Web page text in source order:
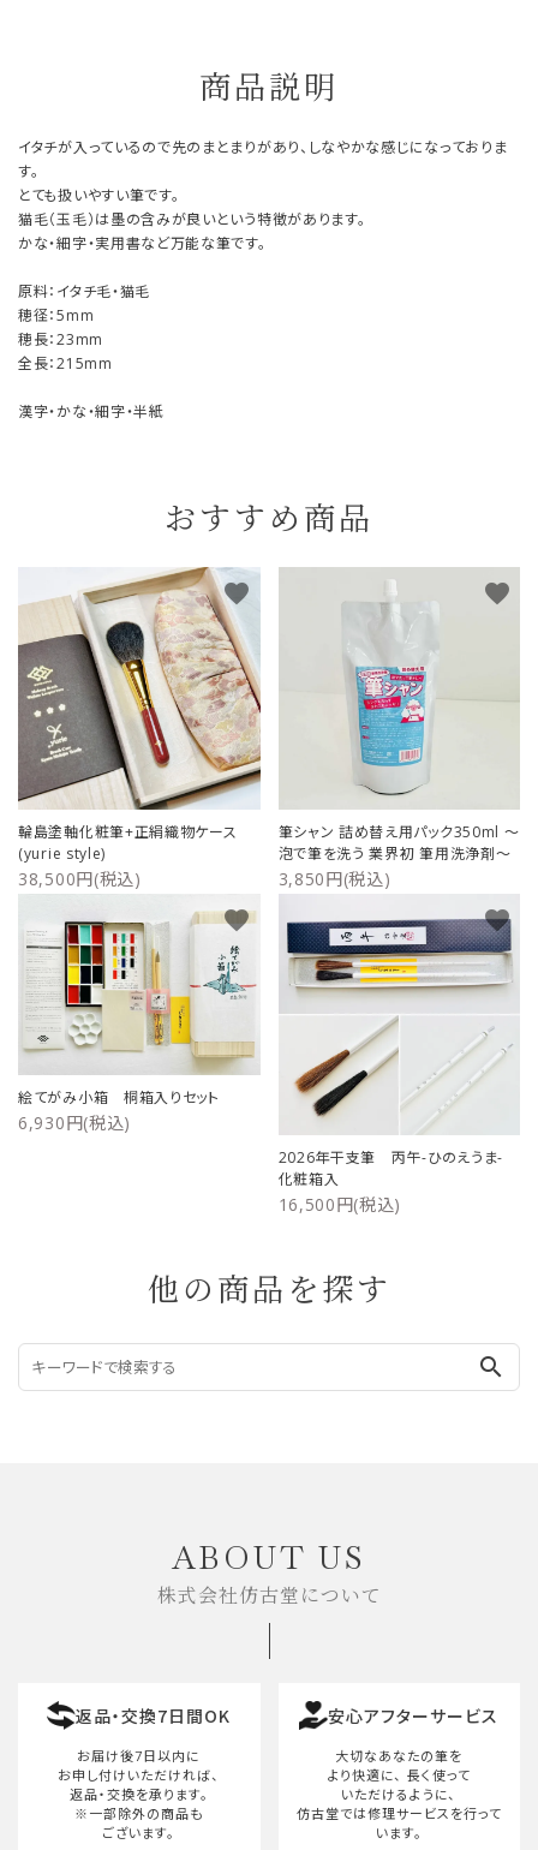
商品説明
イタチが入っているので先のまとまりがあり、しなやかな感じになっておりま
す。
とても扱いやすい筆です。
猫毛（玉毛）は墨の含みが良いという特徴があります。
かな・細字・実用書など万能な筆です。
原料：イタチ毛・猫毛
穂径：5mm
穂長：23mm
全長：215mm
漢字・かな・細字・半紙
おすすめ商品
輪島塗軸化粧筆+正絹織物ケース
(yurie style)
38,500円(税込)
favorite
筆シャン 詰め替え用パック350ml ～
泡で筆を洗う 業界初 筆用洗浄剤～
3,850円(税込)
favorite
絵てがみ小箱 桐箱入りセット
6,930円(税込)
favorite
2026年干支筆 丙午-ひのえうま-
化粧箱入
16,500円(税込)
favorite
他の商品を探す
search
ABOUT US
株式会社仿古堂について
返品・交換7日間OK
お届け後7日以内に
お申し付けいただければ、
返品・交換を承ります。
※一部除外の商品も
ございます。
安心アフターサービス
大切なあなたの筆を
より快適に、 長く使って
いただけるように、
仿古堂では修理サービスを行って
います。